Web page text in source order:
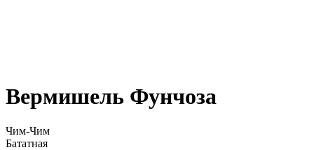
Вермишель Фунчоза
Чим-Чим
Бататная